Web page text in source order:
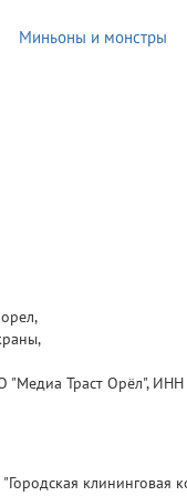
Миньоны и монстры
"Медиа Траст Орёл",
клининговая